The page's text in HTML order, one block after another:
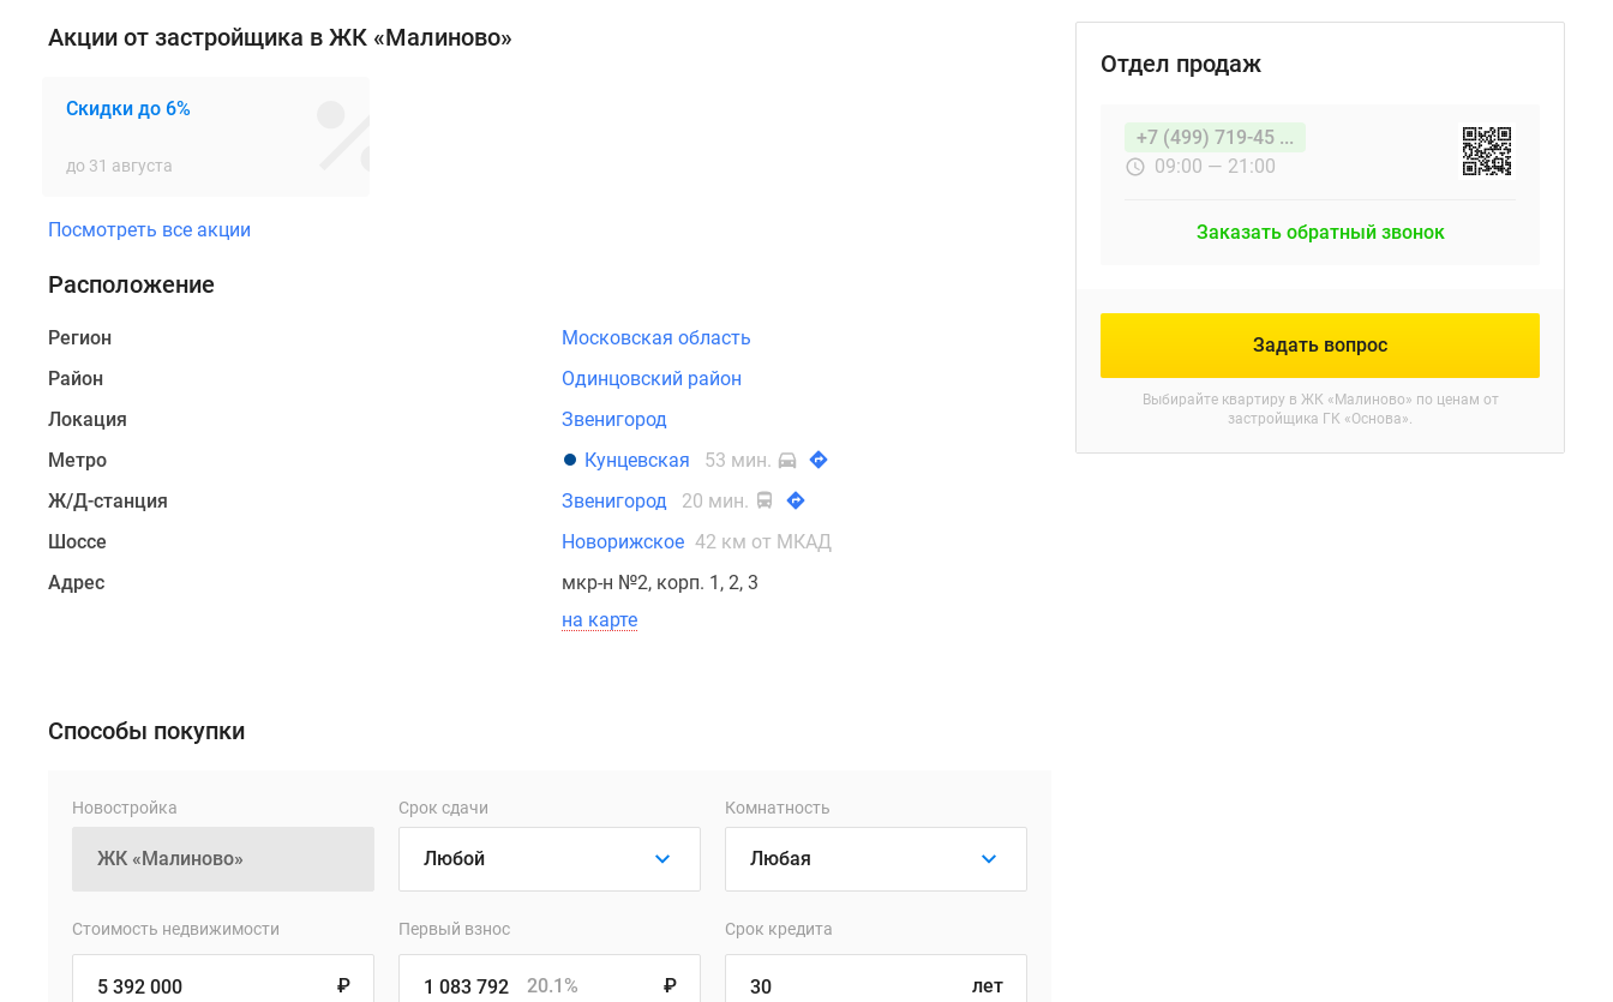
Восточный
монолитно-
кирпичных
высотой
по
12
этажей.
проекта
выступает
«Основа».
включает
одно-
от
75.8
каждой
Акции от застройщика в ЖК «Малиново»
Скидки до 6%
до 31 августа
Посмотреть все акции
Расположение
Регион
Московская область
Район
Одинцовский район
Локация
Звенигород
Метро
Кунцевская
53 мин.
Ж/Д-станция
Звенигород
20 мин.
Шоссе
Новорижское 42 км от МКАД
Адрес
мкр-н №2, корп. 1, 2, 3
на карте
Способы покупки
Новостройка Срок сдачи Комнатность
Стоимость недвижимости
₽
Первый взнос
₽
20.1%
Срок кредита
лет
Отдел продаж
+7 (499) 719-45 ...
09:00 — 21:00
Заказать обратный звонок
Задать вопрос
Выбирайте квартиру в ЖК «Малиново» по ценам от
застройщика ГК «Основа».